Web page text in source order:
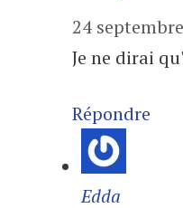
24
Je ne dirai
Répondre
Edda